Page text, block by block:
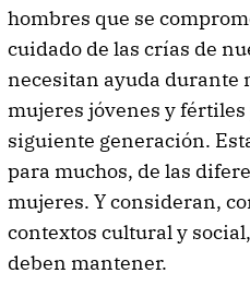
hombres que se
cuidado de las crías de
necesitan ayuda durante
mujeres jóvenes y
siguiente generación.
para muchos, de las
mujeres. Y consideran,
contextos cultural y
deben mantener.